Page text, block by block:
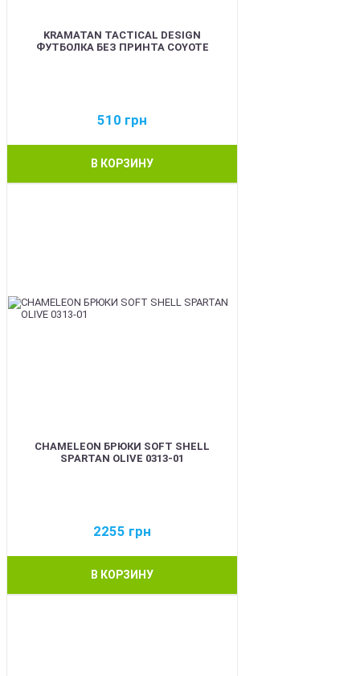
KRAMATAN TACTICAL DESIGN
ФУТБОЛКА БЕЗ ПРИНТА COYOTE
510 грн
В КОРЗИНУ
CHAMELEON БРЮКИ SOFT SHELL
SPARTAN OLIVE 0313-01
2255 грн
В КОРЗИНУ